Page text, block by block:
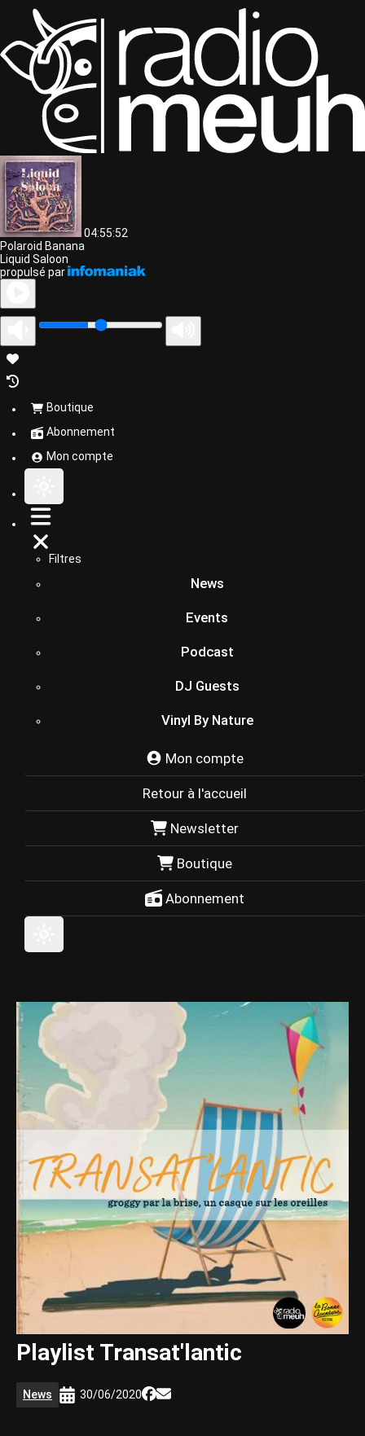
04:55:52
Polaroid Banana
Liquid Saloon
propulsé par
Boutique
Abonnement
Mon compte
Filtres
News
Events
Podcast
DJ Guests
Vinyl By Nature
Mon compte
Retour à l'accueil
Newsletter
Boutique
Abonnement
Playlist Transat'lantic
News 30/06/2020